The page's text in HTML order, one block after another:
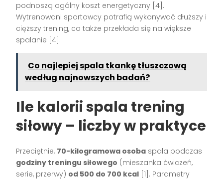
podnoszą ogólny koszt energetyczny [4].
Wytrenowani sportowcy potrafią wykonywać dłuższy i
cięższy trening, co także przekłada się na większe
spalanie [4].
Co najlepiej spala tkankę tłuszczową
według najnowszych badań?
Ile kalorii spala trening
siłowy – liczby w praktyce
Przeciętnie, 70-kilogramowa osoba spala podczas
godziny treningu siłowego (mieszanka ćwiczeń,
serie, przerwy) od 500 do 700 kcal [1]. Parametry